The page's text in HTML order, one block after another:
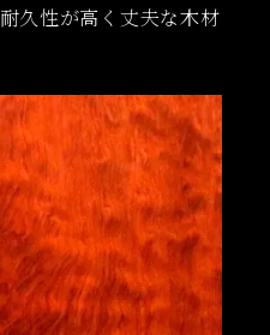
久性が高く丈夫な木材